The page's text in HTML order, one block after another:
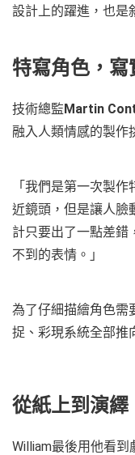
設計上的躍進，也是
特寫角色，寫
技術總監Martin
融入人類情感的製作
「我們是第一次製
近鏡頭，但是讓人臉
計只要出了一點差錯
不到的表情。」
為了仔細描繪角色需
捉、彩現系統全部推
從紙上到演繹
William最後用他看到